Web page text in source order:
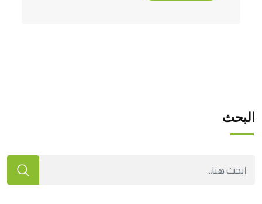
البحث